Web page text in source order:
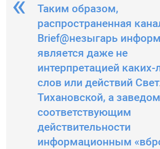
Таким образом,
распространенная
Brief@незыгарь
является даже не
интерпретацией каких-
слов или действий
Тихановской, а
соответствующим
действительности
информационным